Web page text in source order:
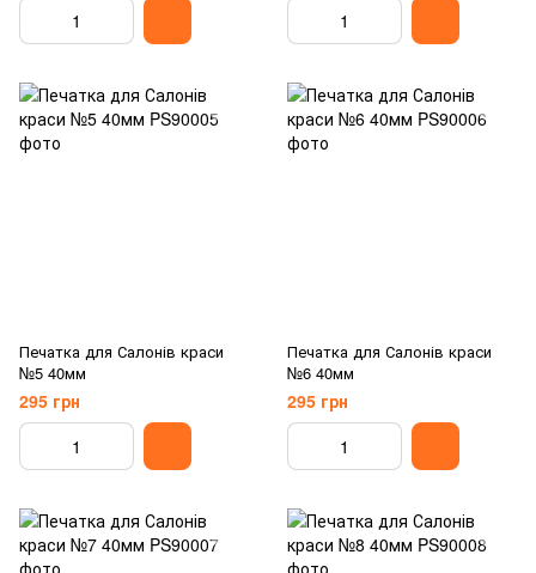
Печатка для Салонів краси
№5 40мм
295 грн
Печатка для Салонів краси
№6 40мм
295 грн